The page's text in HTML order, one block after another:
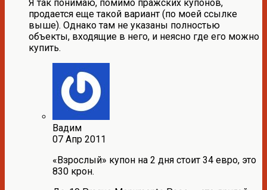
Я так понимаю, помимо пражских купонов,
продается еще такой вариант (по моей ссылке
выше). Однако там не указаны полностью
объекты, входящие в него, и неясно где его можно
купить.
Вадим
07 Апр 2011
«Взрослый» купон на 2 дня стоит 34 евро, это
830 крон.